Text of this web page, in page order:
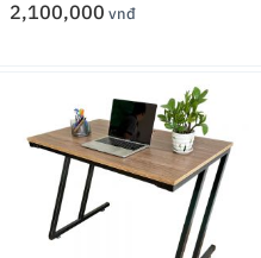
2,100,000 vnđ